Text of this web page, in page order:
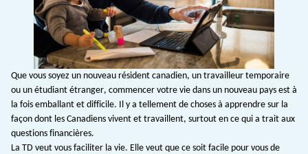
Que vous soyez un nouveau résident canadien, un travailleur temporaire
ou un étudiant étranger, commencer votre vie dans un nouveau pays est à
la fois emballant et difficile. Il y a tellement de choses à apprendre sur la
façon dont les Canadiens vivent et travaillent, surtout en ce qui a trait aux
questions financières.
La TD veut vous faciliter la vie. Elle veut que ce soit facile pour vous de